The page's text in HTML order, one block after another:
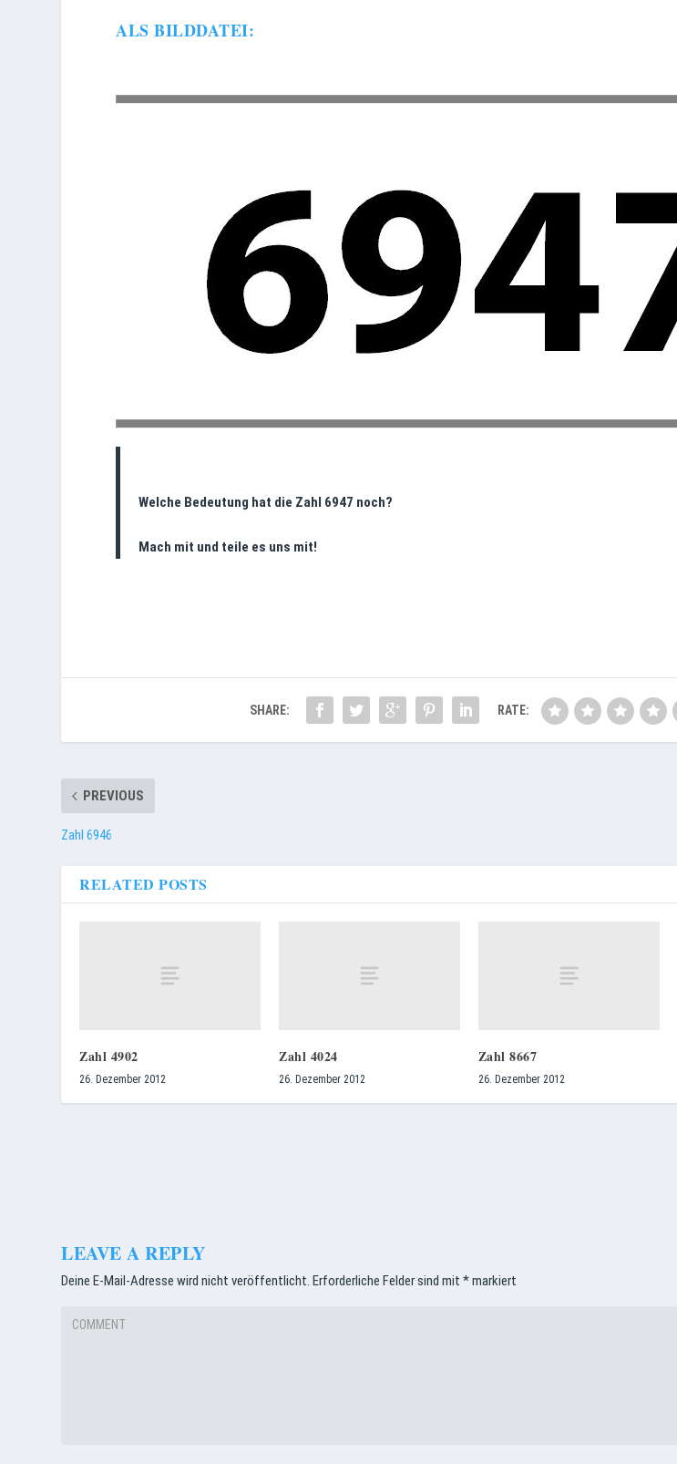
ALS BILDDATEI:
Welche Bedeutung hat die Zahl 6947 noch?
Mach mit und teile es uns mit!
SHARE: RATE:
PREVIOUS
Zahl 6946
RELATED POSTS
Zahl 4902
26. Dezember 2012
Zahl 4024
26. Dezember 2012
Zahl 8667
26. Dezember 2012
LEAVE A REPLY
Deine E-Mail-Adresse wird nicht veröffentlicht. Erforderliche Felder sind mit*markiert